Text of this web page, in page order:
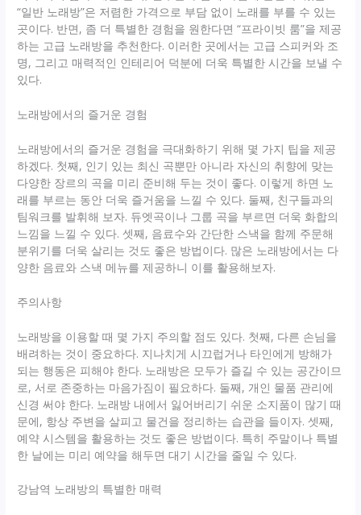
“일반 노래방”은 저렴한 가격으로 부담 없이 노래를 부를 수 있는
곳이다. 반면, 좀 더 특별한 경험을 원한다면 “프라이빗 룸”을 제공
하는 고급 노래방을 추천한다. 이러한 곳에서는 고급 스피커와 조
명, 그리고 매력적인 인테리어 덕분에 더욱 특별한 시간을 보낼 수
있다.
노래방에서의 즐거운 경험
노래방에서의 즐거운 경험을 극대화하기 위해 몇 가지 팁을 제공
하겠다. 첫째, 인기 있는 최신 곡뿐만 아니라 자신의 취향에 맞는
다양한 장르의 곡을 미리 준비해 두는 것이 좋다. 이렇게 하면 노
래를 부르는 동안 더욱 즐거움을 느낄 수 있다. 둘째, 친구들과의
팀워크를 발휘해 보자. 듀엣곡이나 그룹 곡을 부르면 더욱 화합의
느낌을 느낄 수 있다. 셋째, 음료수와 간단한 스낵을 함께 주문해
분위기를 더욱 살리는 것도 좋은 방법이다. 많은 노래방에서는 다
양한 음료와 스낵 메뉴를 제공하니 이를 활용해보자.
주의사항
노래방을 이용할 때 몇 가지 주의할 점도 있다. 첫째, 다른 손님을
배려하는 것이 중요하다. 지나치게 시끄럽거나 타인에게 방해가
되는 행동은 피해야 한다. 노래방은 모두가 즐길 수 있는 공간이므
로, 서로 존중하는 마음가짐이 필요하다. 둘째, 개인 물품 관리에
신경 써야 한다. 노래방 내에서 잃어버리기 쉬운 소지품이 많기 때
문에, 항상 주변을 살피고 물건을 정리하는 습관을 들이자. 셋째,
예약 시스템을 활용하는 것도 좋은 방법이다. 특히 주말이나 특별
한 날에는 미리 예약을 해두면 대기 시간을 줄일 수 있다.
강남역 노래방의 특별한 매력